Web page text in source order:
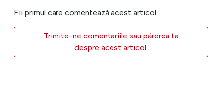
Fii primul care comentează acest articol
Trimite-ne comentariile sau părerea ta
despre acest articol.